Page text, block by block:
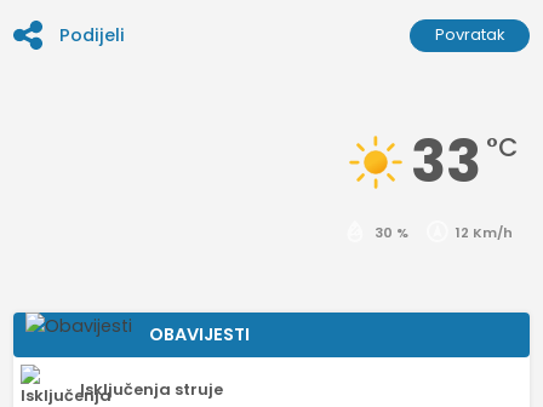
Podijeli Povratak
33 °C
30 % 12 Km/h
OBAVIJESTI
Isključenja struje